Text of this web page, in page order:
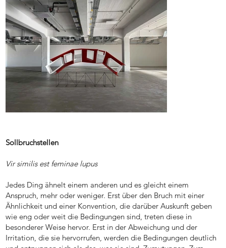
Sollbruchstellen
Vir similis est feminae lupus
Jedes Ding ähnelt einem anderen und es gleicht einem
Anspruch, mehr oder weniger. Erst über den Bruch mit einer
Ähnlichkeit und einer Konvention, die darüber Auskunft geben
wie eng oder weit die Bedingungen sind, treten diese in
besonderer Weise hervor. Erst in der Abweichung und der
Irritation, die sie hervorrufen, werden die Bedingungen deutlich